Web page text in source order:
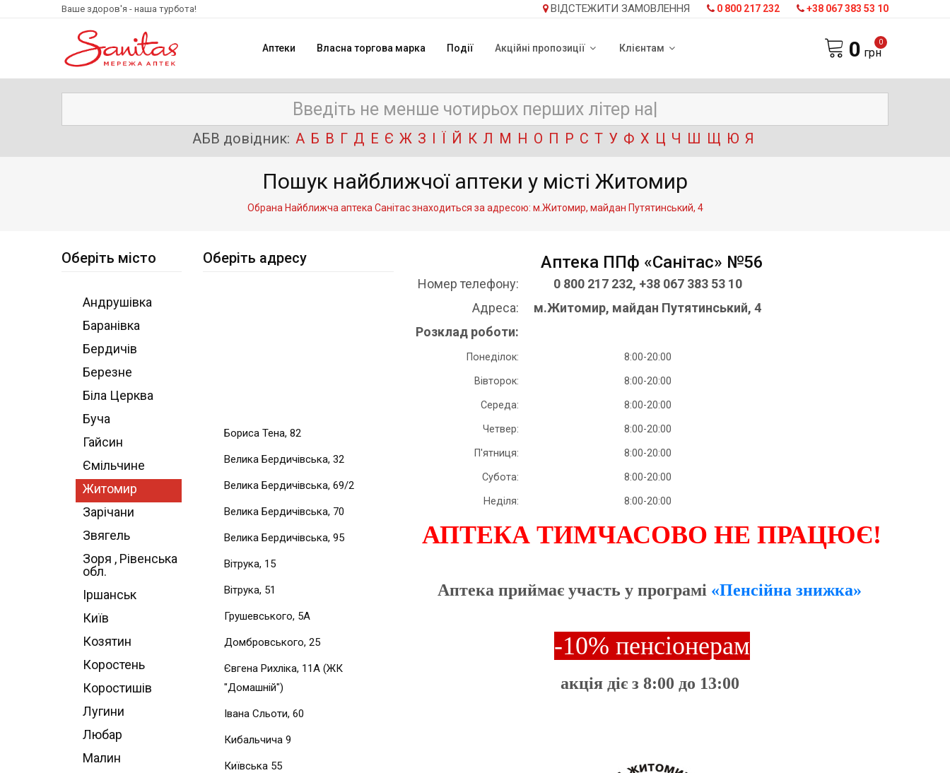
Ваше здоров'я - наша турбота! ВІДСТЕЖИТИ ЗАМОВЛЕННЯ 0 800 217 232 +38 067 383 53 10
Аптеки Власна торгова марка Події Акційні пропозиції Клієнтам
0
0 грн
АБВ довідник: А Б В Г Д Е Є Ж З І Ї Й К Л М Н О П Р С Т У Ф Х Ц Ч Ш Щ Ю Я
Пошук найближчої аптеки у місті Житомир
Обрана Найближча аптека Санітас знаходиться за адресою: м.Житомир, майдан Путятинський, 4
Оберіть місто
Андрушівка
Баранівка
Бердичів
Березне
Біла Церква
Буча
Гайсин
Ємільчине
Житомир
Зарічани
Звягель
Зоря , Рівенська
обл.
Іршанськ
Київ
Козятин
Коростень
Коростишів
Лугини
Любар
Малин
Оберіть адресу
Бориса Тена, 82
Велика Бердичівська, 32
Велика Бердичівська, 69/2
Велика Бердичівська, 70
Велика Бердичівська, 95
Вітрука, 15
Вітрука, 51
Грушевського, 5А
Домбровського, 25
Євгена Рихліка, 11А (ЖК
"Домашній")
Івана Сльоти, 60
Кибальчича 9
Київська 55
Аптека ППф «Санітас» №56
Номер телефону:
0 800 217 232, +38 067 383 53 10
Адреса:
м.Житомир, майдан Путятинський, 4
Розклад роботи:
Понеділок:
8:00-20:00
Вівторок:
8:00-20:00
Середа:
8:00-20:00
Четвер:
8:00-20:00
П'ятниця:
8:00-20:00
Субота:
8:00-20:00
Неділя:
8:00-20:00
АПТЕКА ТИМЧАСОВО НЕ ПРАЦЮЄ!
Аптека приймає участь у програмі «Пенсійна знижка»
-10% пенсіонерам
акція діє з 8:00 до 13:00